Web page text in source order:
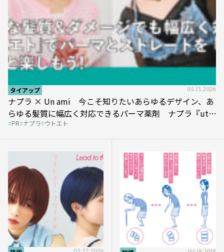
タイアップ 05.13.2026
ナプラ × Un ami 今こそ知りたいあらゆるデザイン、あ
らゆる髪質に幅広く対応できるパーマ薬剤 ナプラ『ut-
et』
PR ナプラ ウトエト